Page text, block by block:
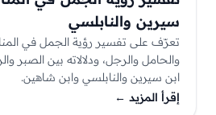
سيرين والنابلسي
تعرّف على تفسير رؤية الجمل في
والحامل والرجل، ودلالاته بين الصبر
ابن سيرين والنابلسي وابن شاهين.
إقرأ المزيد ←